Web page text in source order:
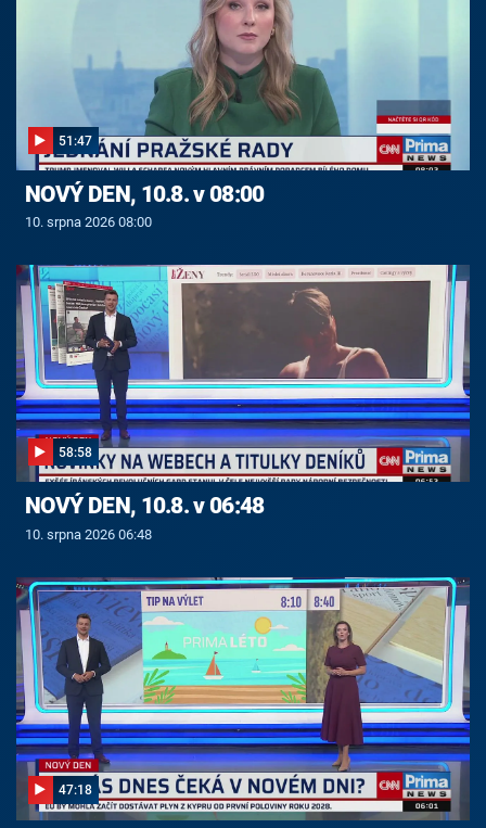
51:47
NOVÝ DEN, 10.8. v 08:00
10. srpna 2026 08:00
58:58
NOVÝ DEN, 10.8. v 06:48
10. srpna 2026 06:48
47:18